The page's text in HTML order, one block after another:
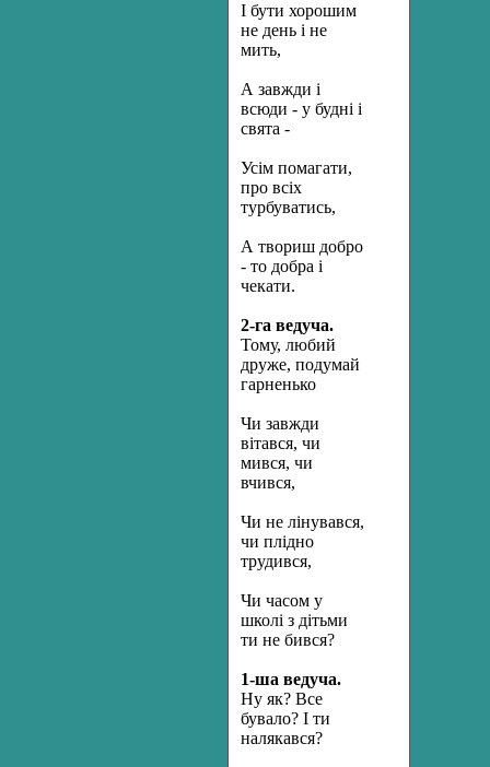
І бути хорошим
не день і не
мить,
А завжди і
всюди - у будні і
свята -
Усім помагати,
про всіх
турбуватись,
А твориш добро
- то добра і
чекати.
2-га ведуча.
Тому, любий
друже, подумай
гарненько
Чи завжди
вітався, чи
мився, чи
вчився,
Чи не лінувався,
чи плідно
трудився,
Чи часом у
школі з дітьми
ти не бився?
1-ша ведуча.
Ну як? Все
бувало? І ти
налякався?